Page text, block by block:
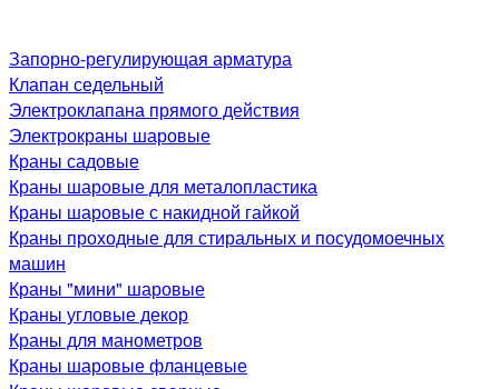
Запорно-регулирующая арматура
Клапан седельный
Электроклапана прямого действия
Электрокраны шаровые
Краны садовые
Краны шаровые для металопластика
Краны шаровые с накидной гайкой
Краны проходные для стиральных и посудомоечных
машин
Краны "мини" шаровые
Краны угловые декор
Краны для манометров
Краны шаровые фланцевые